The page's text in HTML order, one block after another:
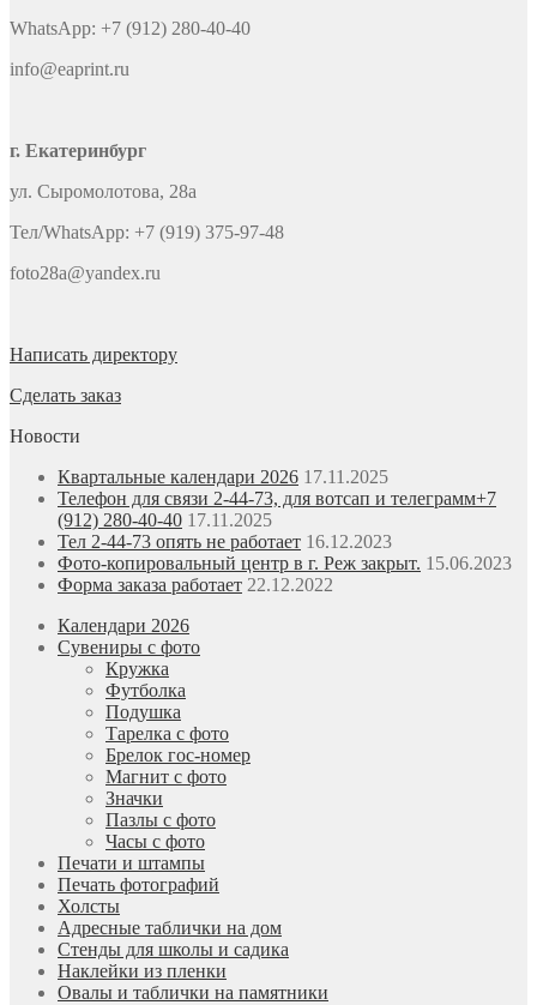
WhatsApp: +7 (912) 280-40-40
info@eaprint.ru
г. Екатеринбург
ул. Сыромолотова, 28а
Тел/WhatsApp: +7 (919) 375-97-48
foto28a@yandex.ru
Написать директору
Сделать заказ
Новости
Квартальные календари 2026 17.11.2025
Телефон для связи 2-44-73, для вотсап и телеграмм+7
(912) 280-40-40 17.11.2025
Тел 2-44-73 опять не работает 16.12.2023
Фото-копировальный центр в г. Реж закрыт. 15.06.2023
Форма заказа работает 22.12.2022
Календари 2026
Сувениры с фото
Кружка
Футболка
Подушка
Тарелка с фото
Брелок гос-номер
Магнит с фото
Значки
Пазлы с фото
Часы с фото
Печати и штампы
Печать фотографий
Холсты
Адресные таблички на дом
Стенды для школы и садика
Наклейки из пленки
Овалы и таблички на памятники